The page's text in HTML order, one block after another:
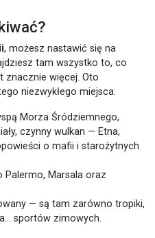
, możesz nastawić się na
tam wszystko to, co
znacznie więcej. Oto
niezwykłego miejsca:
Morza Śródziemnego,
czynny wulkan — Etna,
o mafii i starożytnych
Palermo, Marsala oraz
— są tam zarówno tropiki,
sportów zimowych.